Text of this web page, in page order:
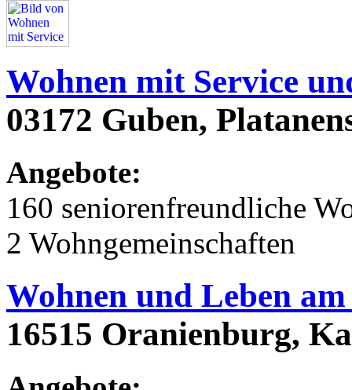
Wohnen mit Service
03172 Guben,
Angebote:
160 seniorenfreundliche
2 Wohngemeinschaften
Wohnen und Leben
16515 Oranienburg,